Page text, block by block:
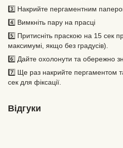
3️⃣ Накрийте пергаментним
4️⃣ Вимкніть пару на прасці
5️⃣ Притисніть праскою на 15 сек
максимумі, якщо без градусів).
6️⃣ Дайте охолонути та обережно
7️⃣ Ще раз накрийте пергаментом
сек для фіксації.
Відгуки